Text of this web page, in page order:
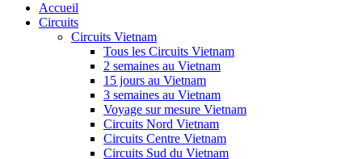
Accueil
Circuits
Circuits Vietnam
Tous les Circuits Vietnam
2 semaines au Vietnam
15 jours au Vietnam
3 semaines au Vietnam
Voyage sur mesure Vietnam
Circuits Nord Vietnam
Circuits Centre Vietnam
Circuits Sud du Vietnam